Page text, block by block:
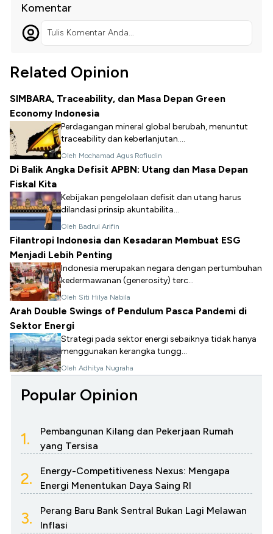
Komentar
Tulis Komentar Anda...
Related Opinion
SIMBARA, Traceability, dan Masa Depan Green
Economy Indonesia
Perdagangan mineral global berubah, menuntut
traceability dan keberlanjutan....
Oleh Mochamad Agus Rofiudin
Di Balik Angka Defisit APBN: Utang dan Masa Depan
Fiskal Kita
Kebijakan pengelolaan defisit dan utang harus
dilandasi prinsip akuntabilita...
Oleh Badrul Arifin
Filantropi Indonesia dan Kesadaran Membuat ESG
Menjadi Lebih Penting
Indonesia merupakan negara dengan pertumbuhan
kedermawanan (generosity) terc...
Oleh Siti Hilya Nabila
Arah Double Swings of Pendulum Pasca Pandemi di
Sektor Energi
Strategi pada sektor energi sebaiknya tidak hanya
menggunakan kerangka tungg...
Oleh Adhitya Nugraha
Popular Opinion
1.
Pembangunan Kilang dan Pekerjaan Rumah
yang Tersisa
2.
Energy-Competitiveness Nexus: Mengapa
Energi Menentukan Daya Saing RI
3.
Perang Baru Bank Sentral Bukan Lagi Melawan
Inflasi